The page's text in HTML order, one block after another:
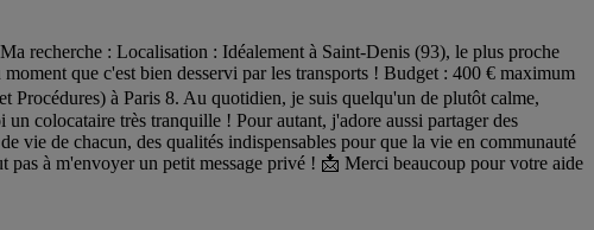
recherche : Localisation : Idéalement à Saint-Denis (93), le plus proche
que c'est bien desservi par les transports ! Budget : 400 € maximum
Procédures) à Paris 8. Au quotidien, je suis quelqu'un de plutôt calme,
colocataire très tranquille ! Pour autant, j'adore aussi partager des
vie de chacun, des qualités indispensables pour que la vie en communauté
pas à m'envoyer un petit message privé ! 📩 Merci beaucoup pour votre aide